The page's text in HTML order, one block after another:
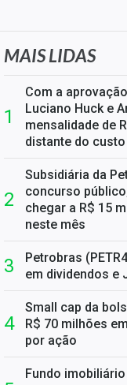
MAIS LIDAS
Com a
Luciano Huck e
mensalidade de
distante do
Subsidiária da
concurso
chegar a R$ 15
neste mês
Petrobras
em dividendos e
Small cap da
R$ 70 milhões
por ação
Fundo